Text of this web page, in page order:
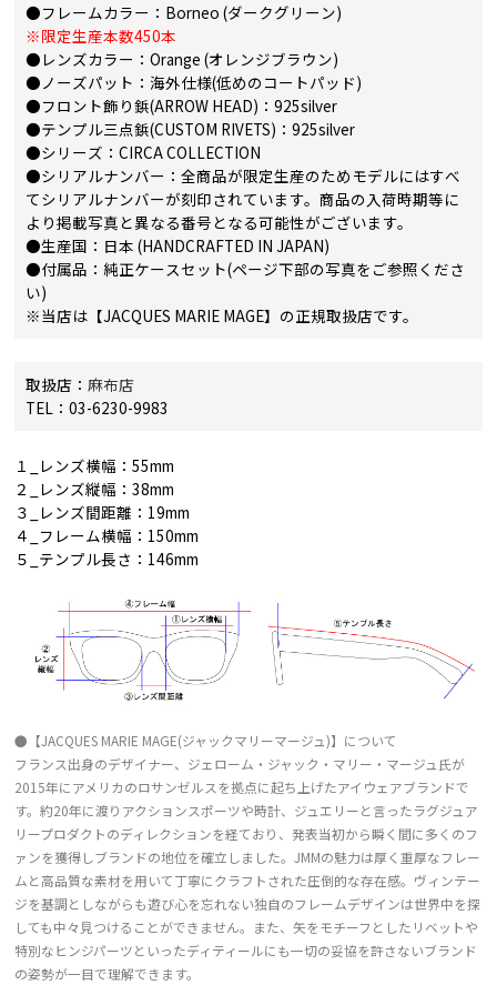
●フレームカラー：Borneo (ダークグリーン)
※限定生産本数450本
●レンズカラー：Orange (オレンジブラウン)
●ノーズパット：海外仕様(低めのコートパッド)
●フロント飾り鋲(ARROW HEAD)：925silver
●テンプル三点鋲(CUSTOM RIVETS)：925silver
●シリーズ：CIRCA COLLECTION
●シリアルナンバー：全商品が限定生産のためモデルにはすべ
てシリアルナンバーが刻印されています。商品の入荷時期等に
より掲載写真と異なる番号となる可能性がございます。
●生産国：日本 (HANDCRAFTED IN JAPAN)
●付属品：純正ケースセット(ページ下部の写真をご参照くださ
い)
※当店は【JACQUES MARIE MAGE】の正規取扱店です。
取扱店：麻布店
TEL：03-6230-9983
１_レンズ横幅：55mm
２_レンズ縦幅：38mm
３_レンズ間距離：19mm
４_フレーム横幅：150mm
５_テンプル長さ：146mm
●【JACQUES MARIE MAGE(ジャックマリーマージュ)】について
フランス出身のデザイナー、ジェローム・ジャック・マリー・マージュ氏が
2015年にアメリカのロサンゼルスを拠点に起ち上げたアイウェアブランドで
す。約20年に渡りアクションスポーツや時計、ジュエリーと言ったラグジュア
リープロダクトのディレクションを経ており、発表当初から瞬く間に多くのフ
ァンを獲得しブランドの地位を確立しました。JMMの魅力は厚く重厚なフレー
ムと高品質な素材を用いて丁寧にクラフトされた圧倒的な存在感。ヴィンテー
ジを基調としながらも遊び心を忘れない独自のフレームデザインは世界中を探
しても中々見つけることができません。また、矢をモチーフとしたリベットや
特別なヒンジパーツといったディティールにも一切の妥協を許さないブランド
の姿勢が一目で理解できます。